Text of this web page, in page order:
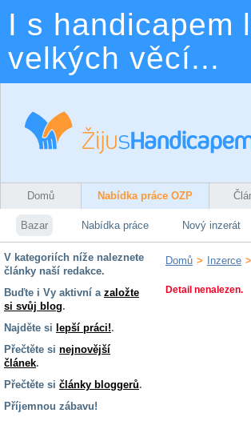
I s handicapem
velkých věcí...
Domů Nabídka práce OZP
Bazar Nabídka práce Nový inzerát
V kategoriích níže naleznete
články naší redakce.
Buďte i Vy aktivní a založte
si svůj blog.
Najděte si lepší práci!.
Přečtěte si nejnovější
článek.
Přečtěte si články bloggerů.
Příjemnou zábavu!
Domů > Inzerce >
Detail nenalezen.